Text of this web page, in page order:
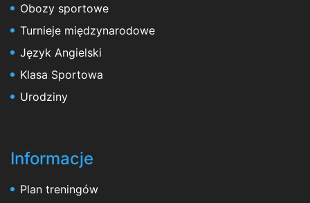
Obozy sportowe
Turnieje międzynarodowe
Język Angielski
Klasa Sportowa
Urodziny
Informacje
Plan treningów